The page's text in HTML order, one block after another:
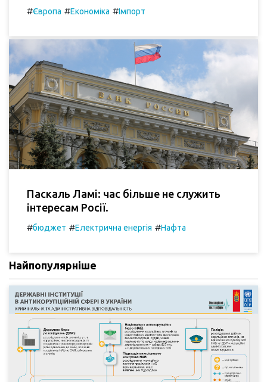
#Європа #Економіка #Імпорт
Паскаль Ламі: час більше не служить
інтересам Росії.
#бюджет #Електрична енергія #Нафта
Найпопулярніше